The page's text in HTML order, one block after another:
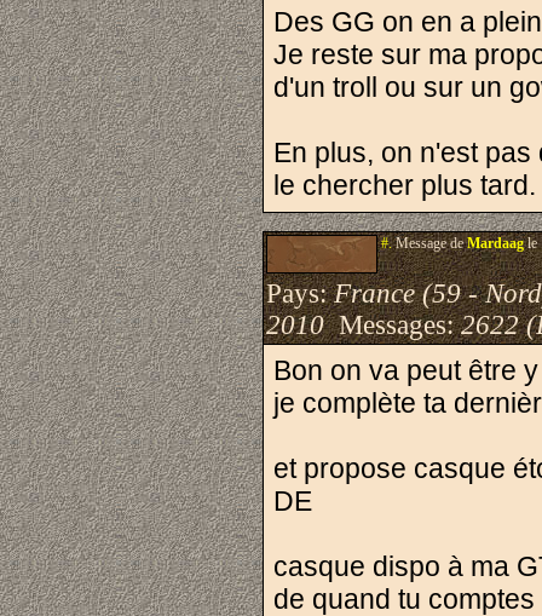
Des GG on en a
Je reste sur ma
d'un troll ou sur un
En plus, on n'est
le chercher plus tard.
#.Message deMardaagle
Pays:France (59 -
2010Messages:2622
Bon on va peut être
je complète ta
et propose casque
DE
casque dispo à ma
de quand tu